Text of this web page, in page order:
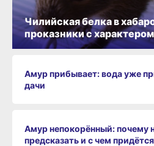
Амур прибывает: вода уже
дачи
Амур непокорённый: почему
предсказать и с чем
Чилийская белка в
проказники с характером